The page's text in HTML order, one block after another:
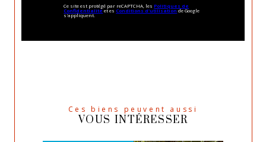
Ce site est protégé par reCAPTCHA, lesPolitiques de
Confidentialitéet esConditions d'utilisationde Google
s'appliquent.
Ces biens peuvent aussi
VOUS INTÉRESSER